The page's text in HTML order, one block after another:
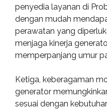
penyedia layanan di
dengan mudah
perawatan yang
menjaga kinerja
memperpanjang umur
Ketiga, keberagaman
generator
sesuai dengan